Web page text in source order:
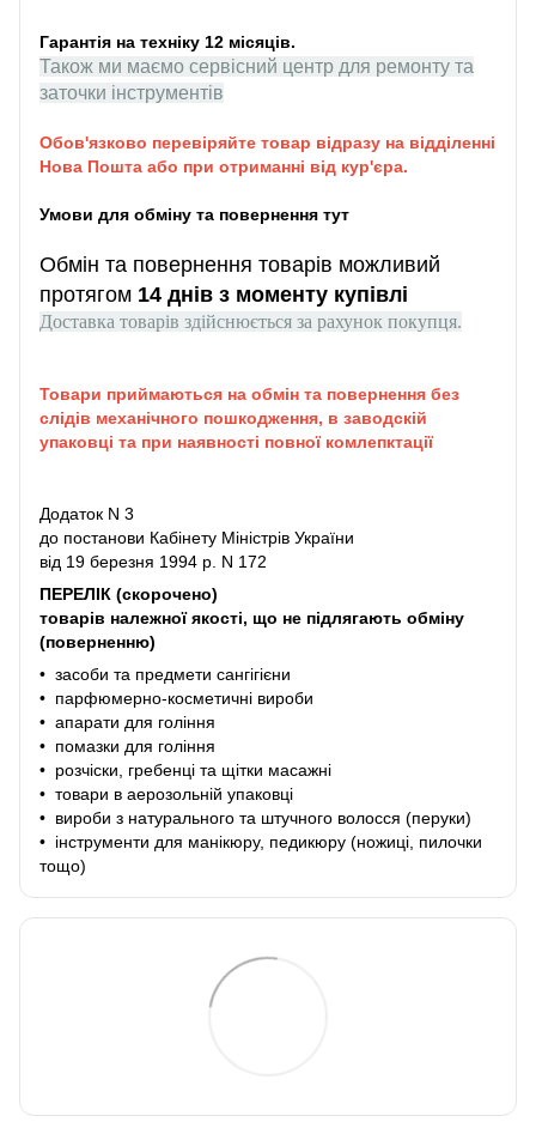
Гарантія на техніку 12 місяців.
Також ми маємо сервісний центр для ремонту та
заточки інструментів
Обов'язково перевіряйте товар відразу на відділенні
Нова Пошта або при отриманні від кур'єра.
Умови для обміну та повернення тут
Обмін та повернення товарів можливий
протягом 14 днів з моменту купівлі
Доставка товарів здійснюється за рахунок покупця.
Товари приймаються на обмін та повернення без
слідів механічного пошкодження, в заводскій
упаковці та при наявності повної комлепктації
Додаток N 3
до постанови Кабінету Міністрів України
від 19 березня 1994 р. N 172
ПЕРЕЛІК (скорочено)
товарів належної якості, що не підлягають обміну
(поверненню)
• засоби та предмети сангігієни
• парфюмерно-косметичні вироби
• апарати для гоління
• помазки для гоління
• розчіски, гребенці та щітки масажні
• товари в аерозольній упаковці
• вироби з натурального та штучного волосся (перуки)
• інструменти для манікюру, педикюру (ножиці, пилочки
тощо)